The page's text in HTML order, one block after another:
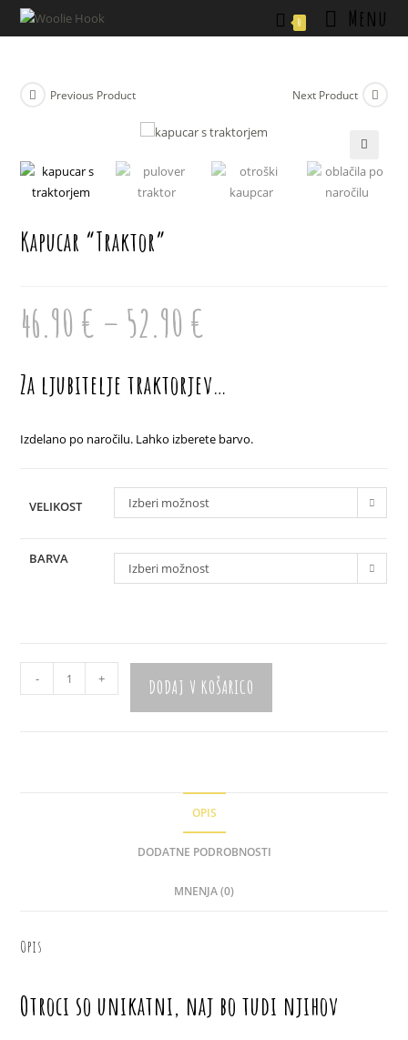
Skip
to
0 Menu
Previous Product Next Product
🔍
Kapucar “Traktor”
46.90 € – 52.90 €
52.90 €
Za ljubitelje traktorjev…
Izdelano po naročilu. Lahko izberete barvo.
VELIKOST Izberi možnost
BARVA
Izberi možnost
Kapucar
"Traktor"
- + DODAJ V KOŠARICO
OPIS
DODATNE PODROBNOSTI
MNENJA (0)
Opis
Otroci so unikatni, naj bo tudi njihov